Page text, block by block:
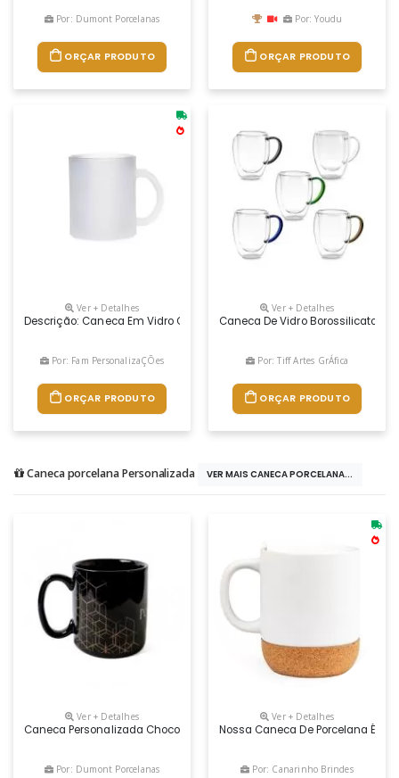
Por: Dumont Porcelanas
ORÇAR PRODUTO
Por: Youdu
ORÇAR PRODUTO
Ver + Detalhes
Descrição: Caneca Em Vidro Com Acabamento Fosco E Capacidade
Por: Fam PersonalizaÇÕes
ORÇAR PRODUTO
Ver + Detalhes
Caneca De Vidro Borossilicato
Por: Tiff Artes GrÁfica
ORÇAR PRODUTO
Caneca porcelana Personalizada VER MAIS CANECA PORCELANA...
Ver + Detalhes
Caneca Personalizada Chocolate 300ml Preta
Por: Dumont Porcelanas
Ver + Detalhes
Nossa Caneca De Porcelana É
Por: Canarinho Brindes